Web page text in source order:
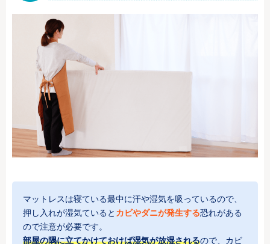
マットレスは寝ている最中に汗や湿気を吸っているので、
押し入れが湿気ていると カビやダニが発生する恐れがある
ので注意が必要です。
部屋の隅に立てかけておけば湿気が放湿されるので、カビ